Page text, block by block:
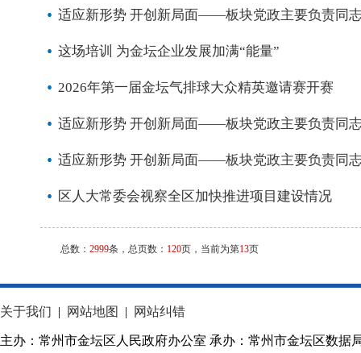
适应新形势 开创新局面——板块党政主要负责同
这场培训 为金坛企业发展加满“能量”
2026年第一届金坛气排球大众精英邀请赛开赛
适应新形势 开创新局面——板块党政主要负责同
适应新形势 开创新局面——板块党政主要负责同
区人大常委会视察全区加快推进项目建设情况
总数： 2999条，总页数： 120页，当前为第13页
关于我们 | 网站地图 | 网站纠错
主办：常州市金坛区人民政府办公室 承办：常州市金坛区数据